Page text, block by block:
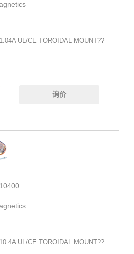
UL/CE TOROIDAL MOUNT??
询价
UL/CE TOROIDAL MOUNT??